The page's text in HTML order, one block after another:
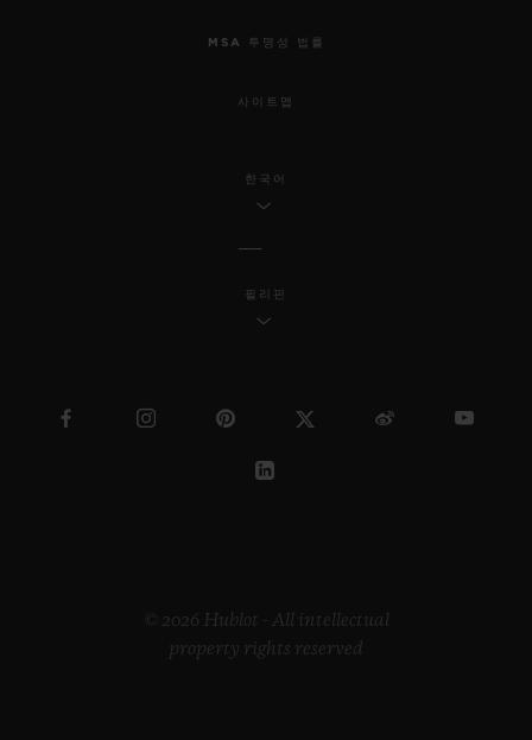
MSA 투명성 법률
사이트맵
한국어
필리핀
© 2026 Hublot - All intellectual
property rights reserved